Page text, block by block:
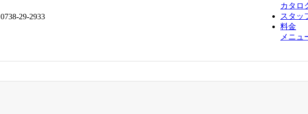
0738-29-2933
カタロ
スタッ
料金
メニュ